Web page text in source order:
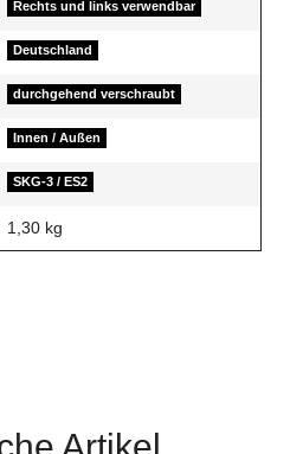
Rechts und links verwendbar
Deutschland
durchgehend verschraubt
Innen / Außen
SKG-3 / ES2
1,30 kg
Artikel